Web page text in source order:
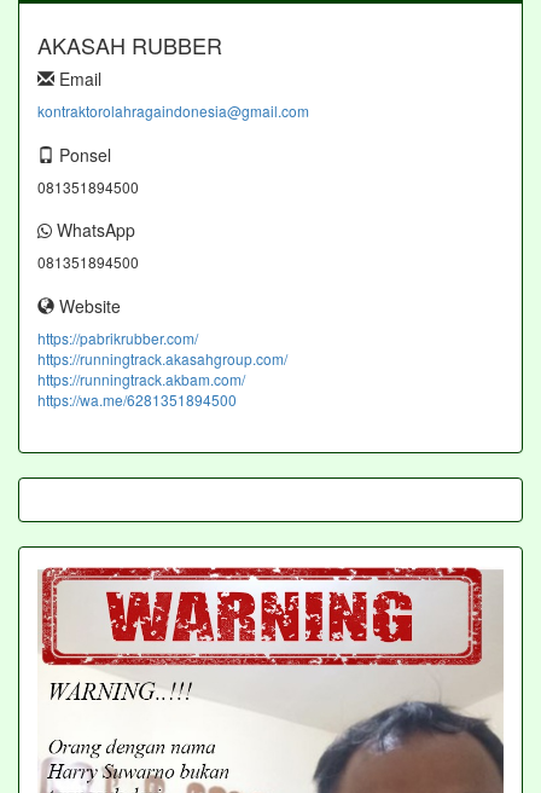
AKASAH RUBBER
Email
kontraktorolahragaindonesia@gmail.com
Ponsel
081351894500
WhatsApp
081351894500
Website
https://pabrikrubber.com/
https://runningtrack.akasahgroup.com/
https://runningtrack.akbam.com/
https://wa.me/6281351894500